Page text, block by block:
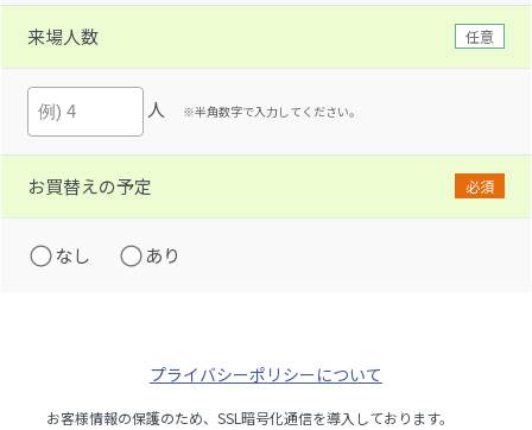
来場人数 任意
人 ※半角数字で入力してください。
お買替えの予定 必須
なし あり
プライバシーポリシーについて
お客様情報の保護のため、SSL暗号化通信を導入しております。